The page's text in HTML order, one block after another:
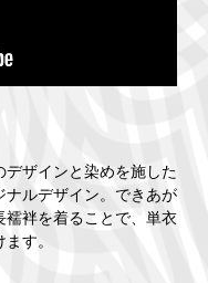
ザインと染めを施した
ナルデザイン。できあが
襦袢を着ることで、単衣
す。